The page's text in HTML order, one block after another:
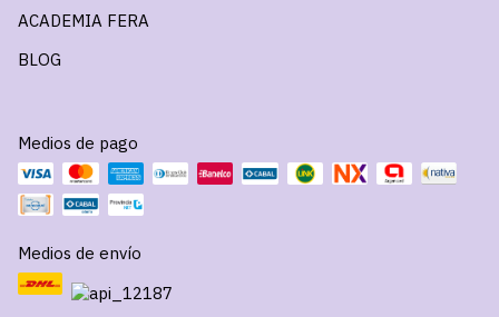
ACADEMIA FERA
BLOG
Medios de pago
Medios de envío